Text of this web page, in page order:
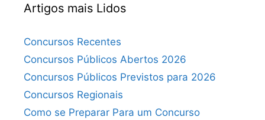
Artigos mais Lidos
Concursos Recentes
Concursos Públicos Abertos 2026
Concursos Públicos Previstos para 2026
Concursos Regionais
Como se Preparar Para um Concurso